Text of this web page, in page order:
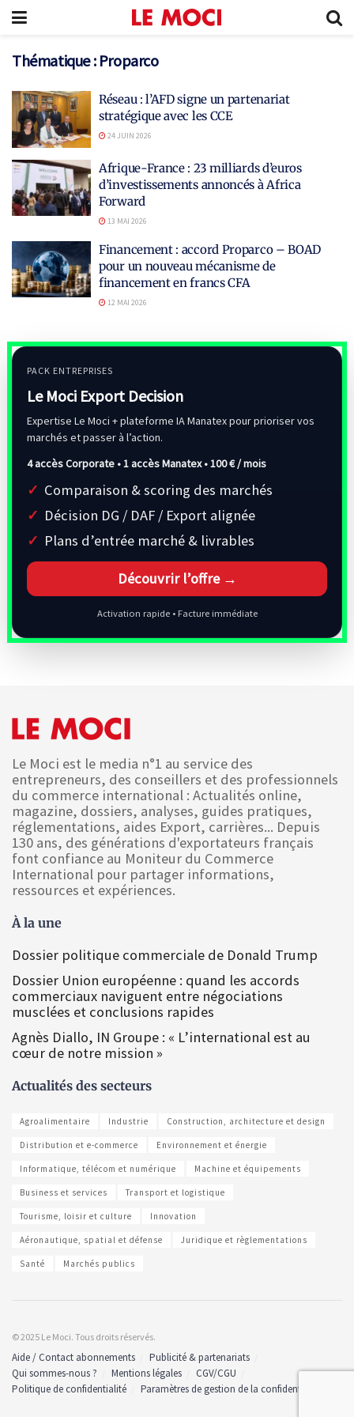
Thématique : Proparco
Réseau : l’AFD signe un partenariat
stratégique avec les CCE
24 JUIN 2026
Afrique-France : 23 milliards d’euros
d’investissements annoncés à Africa
Forward
13 MAI 2026
Financement : accord Proparco – BOAD
pour un nouveau mécanisme de
financement en francs CFA
12 MAI 2026
PACK ENTREPRISES
Le Moci Export Decision
Expertise Le Moci + plateforme IA Manatex pour prioriser vos
marchés et passer à l’action.
4 accès Corporate • 1 accès Manatex •100 € / mois
Comparaison & scoring des marchés
Décision DG / DAF / Export alignée
Plans d’entrée marché & livrables
Découvrir l’offre →
Activation rapide • Facture immédiate
Le Moci est le media n°1 au service des
entrepreneurs, des conseillers et des professionnels
du commerce international : Actualités online,
magazine, dossiers, analyses, guides pratiques,
réglementations, aides Export, carrières... Depuis
130 ans, des générations d'exportateurs français
font confiance au Moniteur du Commerce
International pour partager informations,
ressources et expériences.
À la une
Dossier politique commerciale de Donald Trump
Dossier Union européenne : quand les accords
commerciaux naviguent entre négociations
musclées et conclusions rapides
Agnès Diallo, IN Groupe : « L’international est au
cœur de notre mission »
Actualités des secteurs
Agroalimentaire Industrie Construction, architecture et design
Distribution et e-commerce Environnement et énergie
Informatique, télécom et numérique Machine et équipements
Business et services Transport et logistique
Tourisme, loisir et culture Innovation
Aéronautique, spatial et défense Juridique et règlementations
Santé Marchés publics
© 2025 Le Moci. Tous droits réservés.
Aide / Contact abonnements
Publicité & partenariats
Qui sommes-nous ?
Mentions légales
CGV/CGU
Politique de confidentialité
Paramètres de gestion de la confidentialité